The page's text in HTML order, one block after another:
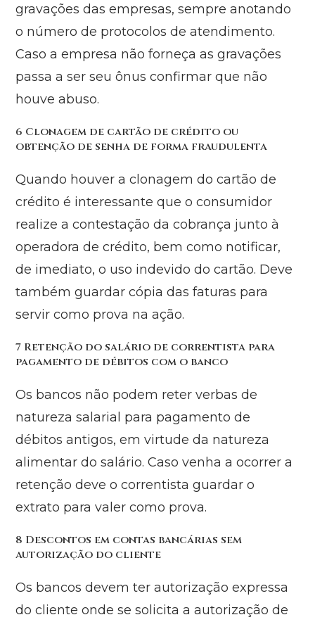
gravações das empresas, sempre anotando
o número de protocolos de atendimento.
Caso a empresa não forneça as gravações
passa a ser seu ônus confirmar que não
houve abuso.
6 Clonagem de cartão de crédito ou
obtenção de senha de forma fraudulenta
Quando houver a clonagem do cartão de
crédito é interessante que o consumidor
realize a contestação da cobrança junto à
operadora de crédito, bem como notificar,
de imediato, o uso indevido do cartão. Deve
também guardar cópia das faturas para
servir como prova na ação.
7 Retenção do salário de correntista para
pagamento de débitos com o banco
Os bancos não podem reter verbas de
natureza salarial para pagamento de
débitos antigos, em virtude da natureza
alimentar do salário. Caso venha a ocorrer a
retenção deve o correntista guardar o
extrato para valer como prova.
8 Descontos em contas bancárias sem
autorização do cliente
Os bancos devem ter autorização expressa
do cliente onde se solicita a autorização de